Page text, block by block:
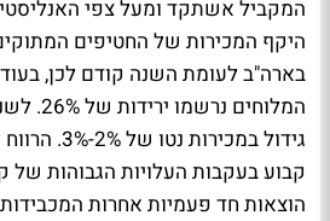
בארה"ב לעומת השנה קודם לכן,
גידול
קבוע בעקבות העלויות הגבוהות של
הוצאות חד פעמיות אחרות